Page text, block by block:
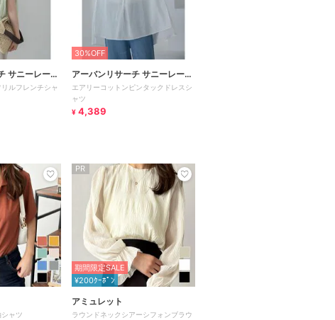
サニーレーベ
ルフレンチシャ
30%OFF
アーバンリサーチ サニーレーベ
ル
エアリーコットンピンタックドレスシ
ャツ
¥ 4,389
ャツ
PR
期間限定SALE
¥200ｸｰﾎﾟﾝ
アミュレット
ラウンドネックシアーシフォンブラウ